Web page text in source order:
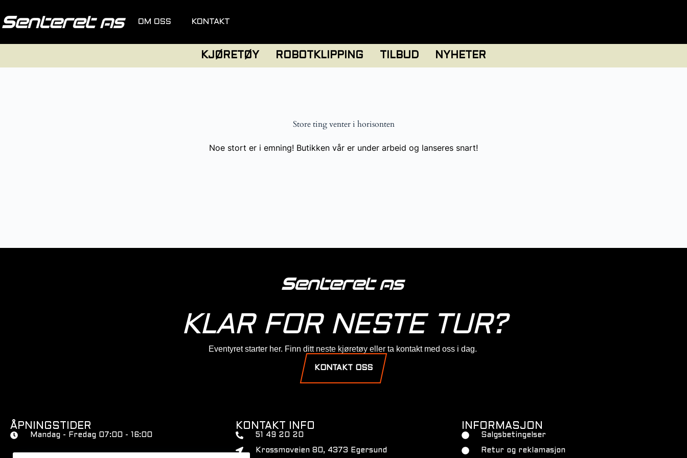
OM OSS KONTAKT
KJØRETØY ROBOTKLIPPING TILBUD NYHETER
Store ting venter i horisonten
Noe stort er i emning! Butikken vår er under arbeid og lanseres snart!
KLAR FOR NESTE TUR?
Eventyret starter her. Finn ditt neste kjøretøy eller ta kontakt med oss i dag.
KONTAKT OSS
ÅPNINGSTIDER
Mandag - Fredag 07:00 - 16:00
KONTAKT INFO
51 49 20 20
Krossmoveien 80, 4373 Egersund
INFORMASJON
Salgsbetingelser
Retur og reklamasjon